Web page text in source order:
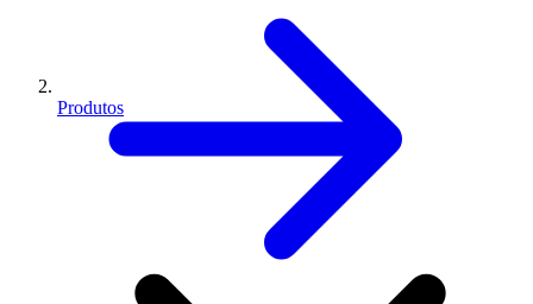
Produtos